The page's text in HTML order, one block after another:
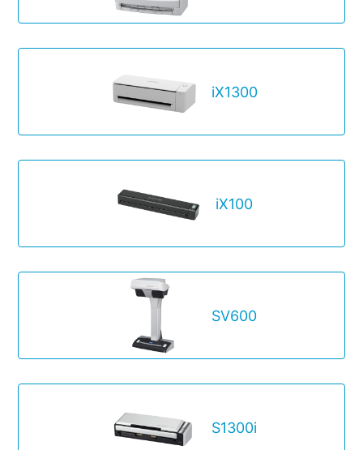
iX1300
iX100
SV600
S1300i